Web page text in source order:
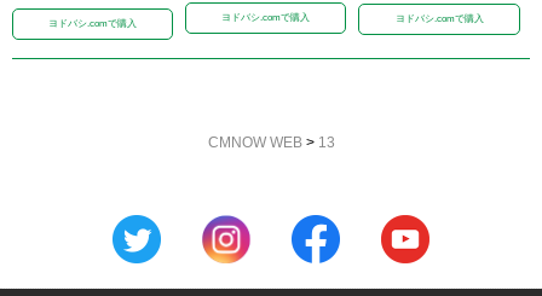
ヨドバシ.comで購入
ヨドバシ.comで購入 ヨドバシ.comで購入
CMNOW WEB> 13